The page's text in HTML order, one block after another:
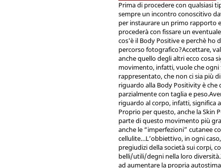
Prima di procedere con qualsiasi
sempre un incontro conoscitivo
per instaurare un primo rapporto
procederà con fissare un eventuale
cos'è il Body Positive e perchè ho
percorso fotografico?Accettare,
anche quello degli altri ecco cosa
movimento, infatti, vuole che
rappresentato, che non ci sia più
riguardo alla Body Positivity è
parzialmente con taglia e
riguardo al corpo, infatti, significa
Proprio per questo, anche la Skin
parte di questo movimento più
anche le “imperfezioni” cutanee
cellulite…L’obbiettivo, in ogni
pregiudizi della società sui corpi,
belli/utili/degni nella loro
ad aumentare la propria